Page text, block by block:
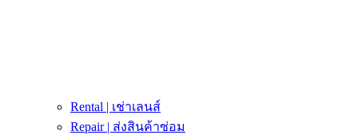
Rental | เช่าเลนส์
Repair | ส่งสินค้าซ่อม